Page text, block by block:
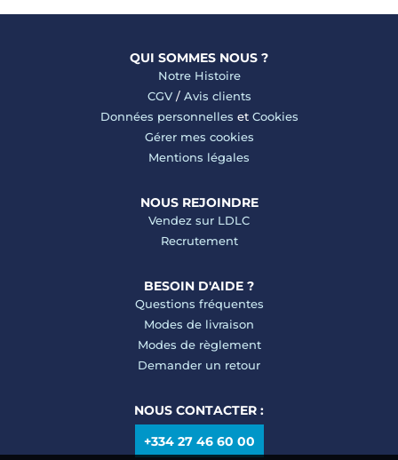
QUI SOMMES NOUS ?
Notre Histoire
CGV/ Avis clients
Données personnelles et Cookies
Gérer mes cookies
Mentions légales
NOUS REJOINDRE
Vendez sur LDLC
Recrutement
BESOIN D'AIDE ?
Questions fréquentes
Modes de livraison
Modes de règlement
Demander un retour
NOUS CONTACTER :
+334 27 46 60 00